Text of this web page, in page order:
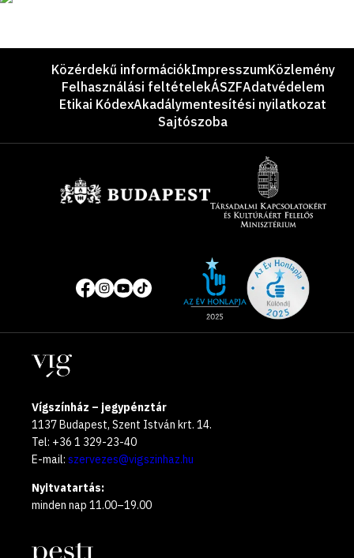
LáblécKözérdekű információkImpresszumKözlemény
Felhasználási feltételekÁSZFAdatvédelem
Etikai KódexAkadálymentesítési nyilatkozat
Sajtószoba
Közösségi
média
oldalak
of
year
Helyszínek
Vígszínház – jegypénztár
1137 Budapest, Szent István krt. 14.
Tel: +36 1 329-23-40
E-mail: szervezes@vigszinhaz.hu
Nyitvatartás:
minden nap 11.00–19.00